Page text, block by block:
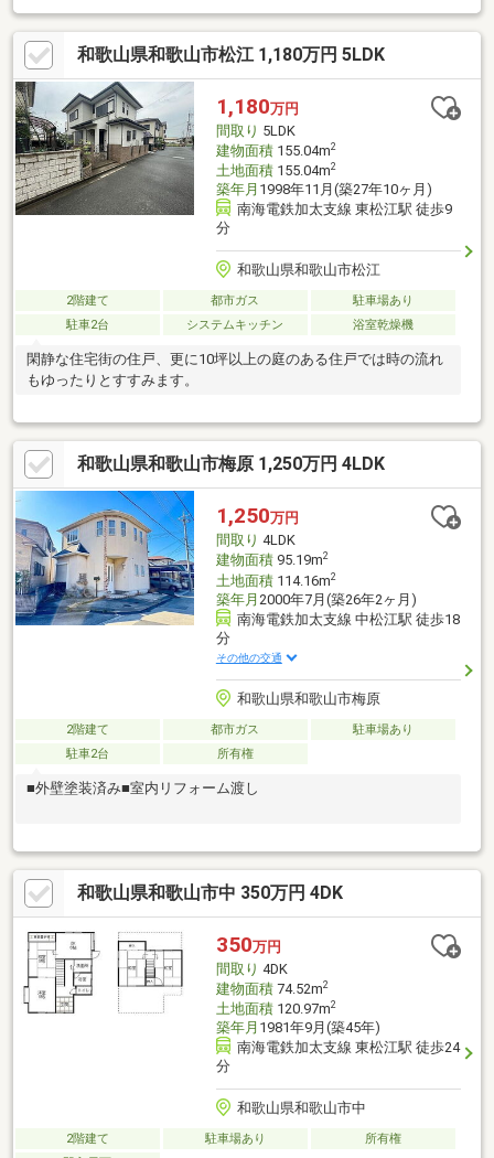
和歌山県和歌山市松江 1,180万円 5LDK
1,180万円
間取り 5LDK
建物面積155.04m2
土地面積155.04m2
築年月 1998年11月(築27年10ヶ月)
南海電鉄加太支線 東松江駅 徒歩9
分
和歌山県和歌山市松江
2階建て 都市ガス
駐車場あり
駐車2台
システムキッチン 浴室乾燥機
閑静な住宅街の住戸、更に10坪以上の庭のある住戸では時の流れ
もゆったりとすすみます。
和歌山県和歌山市梅原 1,250万円 4LDK
1,250万円
間取り 4LDK
建物面積95.19m2
土地面積114.16m2
築年月 2000年7月(築26年2ヶ月)
南海電鉄加太支線 中松江駅 徒歩18
分
その他の交通
和歌山県和歌山市梅原
2階建て 都市ガス
駐車場あり
駐車2台
所有権
■外壁塗装済み■室内リフォーム渡し
和歌山県和歌山市中 350万円 4DK
350万円
間取り 4DK
建物面積74.52m2
土地面積120.97m2
築年月 1981年9月(築45年)
南海電鉄加太支線 東松江駅 徒歩24
分
和歌山県和歌山市中
2階建て 駐車場あり
所有権